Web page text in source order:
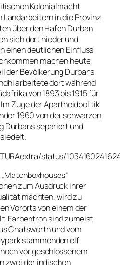
Kolonialmacht
Landarbeitern in die Provinz
über den Hafen Durban
sich dort nieder und
einen deutlichen Einfluss
machen heute
der Bevölkerung Durbans
arbeitete dort während
von 1893 bis 1915 für
Zuge der Apartheidpolitik
1960 von der schwarzen
Durbans separiert und
status/
zum Ausdruck ihrer
machten, wird zu
Vororts von einem der
Farbenfroh sind zumeist
Chatsworth und vom
stammenden elf
vor geschlossenem
zwei der indischen